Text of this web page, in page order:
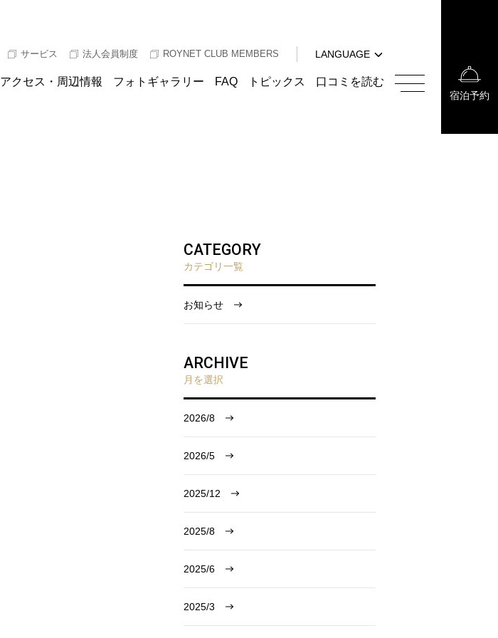
サービス 法人会員制度 ROYNET CLUB MEMBERS
LANGUAGE
English
アクセス・周辺情報 フォトギャラリー FAQ トピックス 口コミを読む
CATEGORY
カテゴリ一覧
お知らせ
ARCHIVE
月を選択
2026/8
2026/5
2025/12
2025/8
2025/6
2025/3
한국어
宿泊予約